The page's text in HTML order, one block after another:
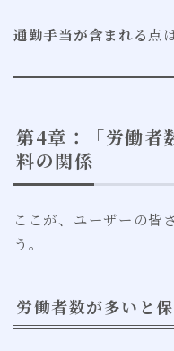
通勤手当が含まれる 点
第4章：「労働者
料の関係
ここが、ユーザーの皆
う。
労働者数が多いと